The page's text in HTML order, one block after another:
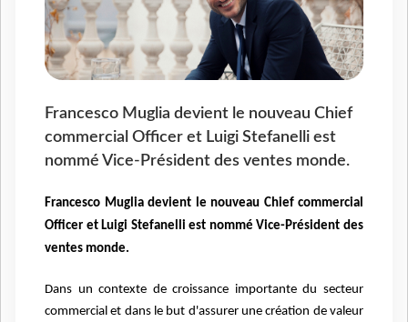
Francesco Muglia devient le nouveau Chief
commercial Officer et Luigi Stefanelli est
nommé Vice-Président des ventes monde.
Francesco Muglia devient le nouveau Chief commercial
Officer et Luigi Stefanelli est nommé Vice-Président des
ventes monde.
Dans un contexte de croissance importante du secteur
commercial et dans le but d'assurer unecréation de valeur